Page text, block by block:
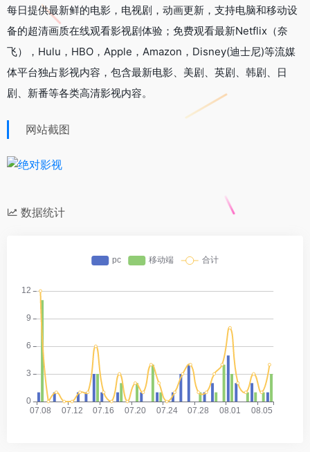
每日提供最新鲜的电影，电视剧，动画更新，支持电脑和移动设
备的超清画质在线观看影视剧体验；免费观看最新Netflix（奈
飞），Hulu，HBO，Apple，Amazon，Disney(迪士尼)等流媒
体平台独占影视内容，包含最新电影、美剧、英剧、韩剧、日
剧、新番等各类高清影视内容。
网站截图
数据统计